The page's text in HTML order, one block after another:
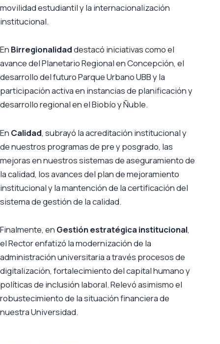
movilidad estudiantil y la internacionalización
institucional.
En Birregionalidaddestacó iniciativas como el
avance del Planetario Regional en Concepción, el
desarrollo del futuro Parque Urbano UBB y la
participación activa en instancias de planificación y
desarrollo regional en el Biobío y Ñuble.
En Calidad, subrayó la acreditación institucional y
de nuestros programas de pre y posgrado, las
mejoras en nuestros sistemas de aseguramiento de
la calidad, los avances del plan de mejoramiento
institucional y la mantención de la certificación del
sistema de gestión de la calidad.
Finalmente, en Gestión estratégica institucional,
el Rector enfatizó la modernización de la
administración universitaria a través procesos de
digitalización, fortalecimiento del capital humano y
políticas de inclusión laboral. Relevó asimismo el
robustecimiento de la situación financiera de
nuestra Universidad.